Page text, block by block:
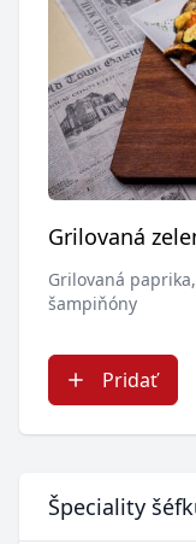
Grilovaná
Grilovaná
šampiňóny
Pridať
Špeciality